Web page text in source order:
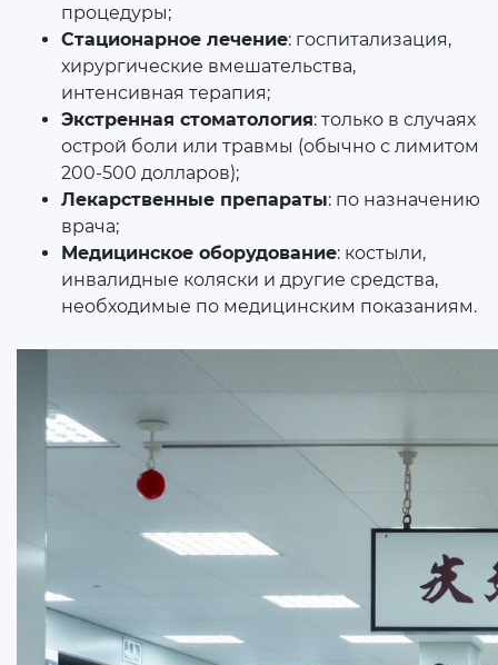
процедуры;
Стационарное лечение: госпитализация,
хирургические вмешательства,
интенсивная терапия;
Экстренная стоматология: только в случаях
острой боли или травмы (обычно с лимитом
200-500 долларов);
Лекарственные препараты: по назначению
врача;
Медицинское оборудование: костыли,
инвалидные коляски и другие средства,
необходимые по медицинским показаниям.